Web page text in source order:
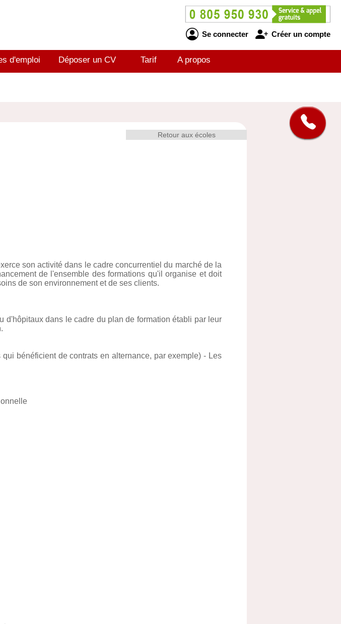
Se connecter Créer un compte
d'emploi Déposer un CV Tarif A propos
Retour aux écoles
son activité dans le cadre concurrentiel du marché de la
de l'ensemble des formations qu'il organise et doit
de son environnement et de ses clients.
d'hôpitaux dans le cadre du plan de formation établi par leur
bénéficient de contrats en alternance, par exemple) - Les